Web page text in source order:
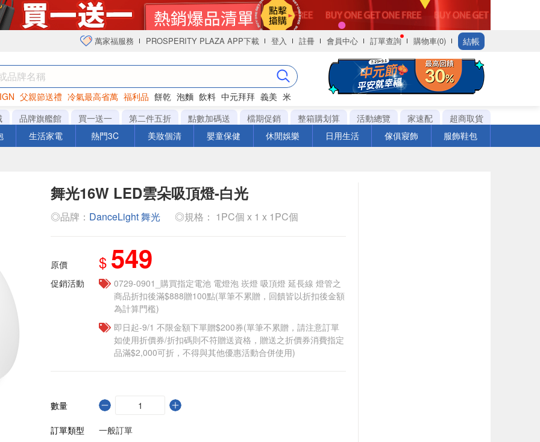
萬家福服務 PROSPERITY PLAZA APP下載 登入 註冊 會員中心 訂單查詢 購物車(0) 結帳
父親節送禮 冷氣最高省萬 福利品 餅乾 泡麵 飲料 中元拜拜 義美 米
衛生紙
品牌旗艦館 買一送一 第二件五折 點數加碼送 檔期促銷 整箱購划算 活動總覽 家速配
超商取貨
生活家電 熱門3C 美妝個清 嬰童保健 休閒娛樂 日用生活 傢俱寢飾 服飾鞋包
舞光16W LED雲朵吸頂燈-白光
◎品牌： DanceLight 舞光 ◎規格： 1PC個 x 1 x 1PC個
原價 $ 549
促銷活動
0729-0901_購買指定電池 電燈泡 崁燈 吸頂燈 延長線 燈管之
商品折扣後滿$888贈100點(單筆不累贈，回饋皆以折扣後金額
為計算門檻)
即日起-9/1 不限金額下單贈$200券(單筆不累贈，請注意訂單
如使用折價券/折扣碼則不符贈送資格，贈送之折價券消費指定
品滿$2,000可折，不得與其他優惠活動合併使用)
數量
訂單類型
一般訂單